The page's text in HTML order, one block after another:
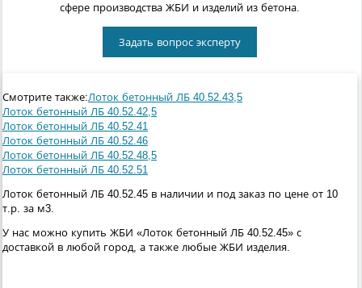
сфере производства ЖБИ и изделий из бетона.
Задать вопрос эксперту
Смотрите также:Лоток бетонный ЛБ 40.52.43,5
Лоток бетонный ЛБ 40.52.42,5
Лоток бетонный ЛБ 40.52.41
Лоток бетонный ЛБ 40.52.46
Лоток бетонный ЛБ 40.52.48,5
Лоток бетонный ЛБ 40.52.51
Лоток бетонный ЛБ 40.52.45 в наличии и под заказ по цене от 10
т.р. за м3.
У нас можно купить ЖБИ «Лоток бетонный ЛБ 40.52.45» с
доставкой в любой город, а также любые ЖБИ изделия.